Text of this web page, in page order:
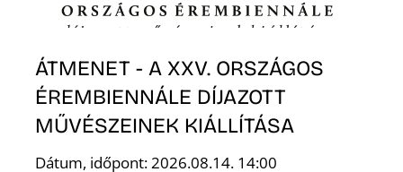
ÁTMENET - A XXV. ORSZÁGOS
ÉREMBIENNÁLE DÍJAZOTT
MŰVÉSZEINEK KIÁLLÍTÁSA
Dátum, időpont: 2026.08.14. 14:00